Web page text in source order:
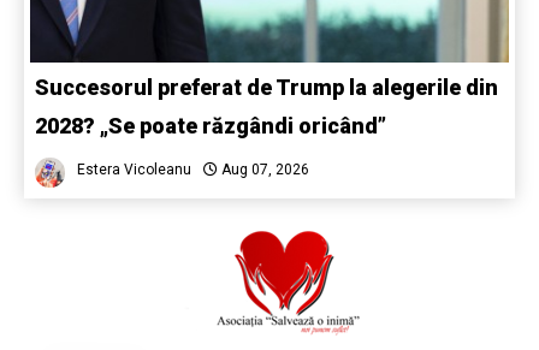
Succesorul preferat de Trump la alegerile din
2028? „Se poate răzgândi oricând”
Estera Vicoleanu Aug 07, 2026